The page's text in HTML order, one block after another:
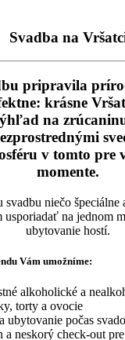
Svadba na
pripravila
krásne
na
v tomto pre
momente.
svadbu niečo špeciálne
na jednom
ubytovanie hostí.
Vám umožníme:
alkoholické a
torty a ovocie
ubytovanie počas
a neskorý check-out